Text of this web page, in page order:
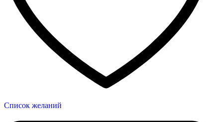
Список желаний